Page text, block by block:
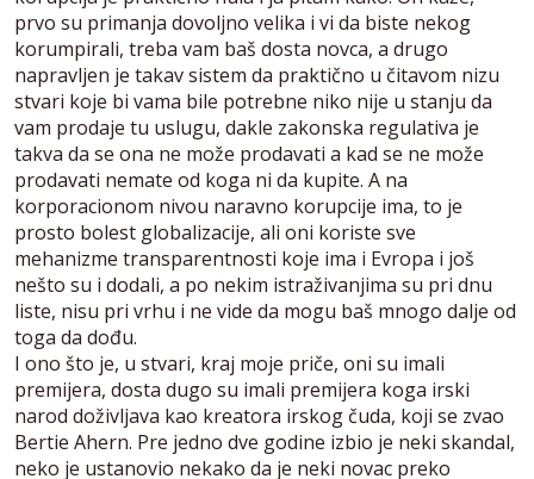
prvo su primanja dovoljno velika i vi da biste nekog
korumpirali, treba vam baš dosta novca, a drugo
napravljen je takav sistem da praktično u čitavom nizu
stvari koje bi vama bile potrebne niko nije u stanju da
vam prodaje tu uslugu, dakle zakonska regulativa je
takva da se ona ne može prodavati a kad se ne može
prodavati nemate od koga ni da kupite. A na
korporacionom nivou naravno korupcije ima, to je
prosto bolest globalizacije, ali oni koriste sve
mehanizme transparentnosti koje ima i Evropa i još
nešto su i dodali, a po nekim istraživanjima su pri dnu
liste, nisu pri vrhu i ne vide da mogu baš mnogo dalje od
toga da dođu.
I ono što je, u stvari, kraj moje priče, oni su imali
premijera, dosta dugo su imali premijera koga irski
narod doživljava kao kreatora irskog čuda, koji se zvao
Bertie Ahern. Pre jedno dve godine izbio je neki skandal,
neko je ustanovio nekako da je neki novac preko